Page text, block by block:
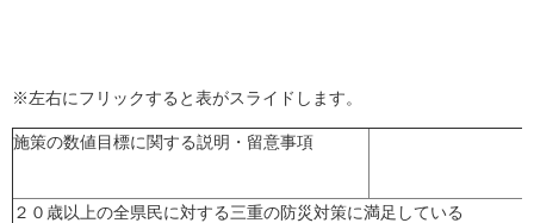
※左右にフリックすると表がスライドします。
施策の数値目標に関する説明・留意事項
２０歳以上の全県民に対する三重の防災対策に満足している